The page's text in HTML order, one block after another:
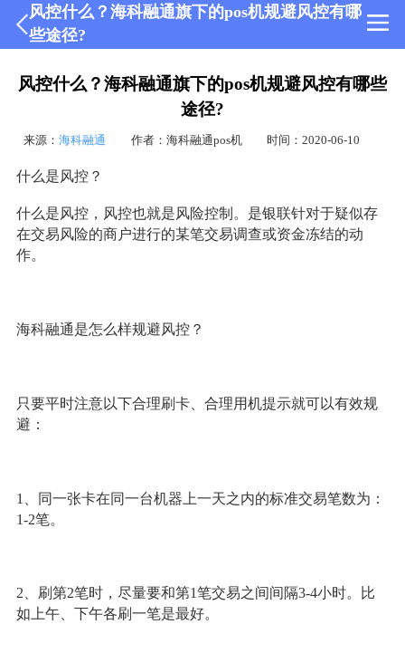
风控什么？海科融通旗下的pos机规避风控有哪
些途径?
风控什么？海科融通旗下的pos机规避风控有哪些
途径?
来源： 海科融通 作者：海科融通pos机 时间：2020-06-10
什么是风控？
什么是风控，风控也就是风险控制。是银联针对于疑似存
在交易风险的商户进行的某笔交易调查或资金冻结的动
作。
海科融通是怎么样规避风控？
只要平时注意以下合理刷卡、合理用机提示就可以有效规
避：
1、同一张卡在同一台机器上一天之内的标准交易笔数为：
1-2笔。
2、刷第2笔时，尽量要和第1笔交易之间间隔3-4小时。比
如上午、下午各刷一笔是最好。